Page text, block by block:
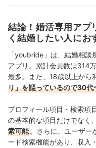
からこそ、徹
報を届ける」
真田桃花の
結論！婚活専用アプ
く結婚したい人にお
「youbride」は、結婚相
アプリ。累計会員数は314
最多。また、18歳以上から
リ」を謳っているので30
プロフィール項目・検索項
の基本的な項目だけでなく、
索可能 。さらに、ユーザー
ード検索機能があり
、収